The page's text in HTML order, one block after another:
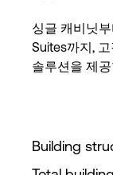
싱글 캐비닛
Suites까지,
솔루션을 제
Building